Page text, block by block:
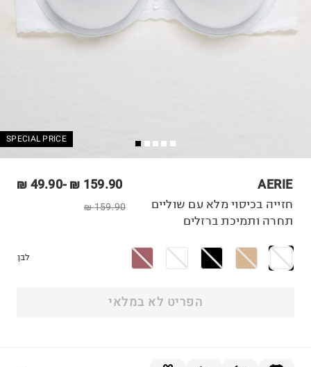
SPECIAL PRICE
AERIE
159.90 ₪
-
49.90 ₪
159.90 ₪
חזייה בכיסוי מלא עם שוליים
תחרה ותמיכת ברזלים
לבן
הפריט לא במלאי